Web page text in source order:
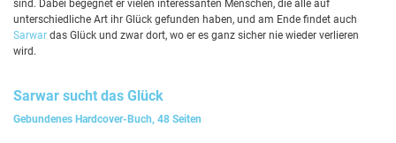
sind. Dabei begegnet er vielen interessanten Menschen, die alle auf
unterschiedliche Art ihr Glück gefunden haben, und am Ende findet auch
Sarwar das Glück und zwar dort, wo er es ganz sicher nie wieder verlieren
wird.
Sarwar sucht das Glück
Gebundenes Hardcover-Buch, 48 Seiten